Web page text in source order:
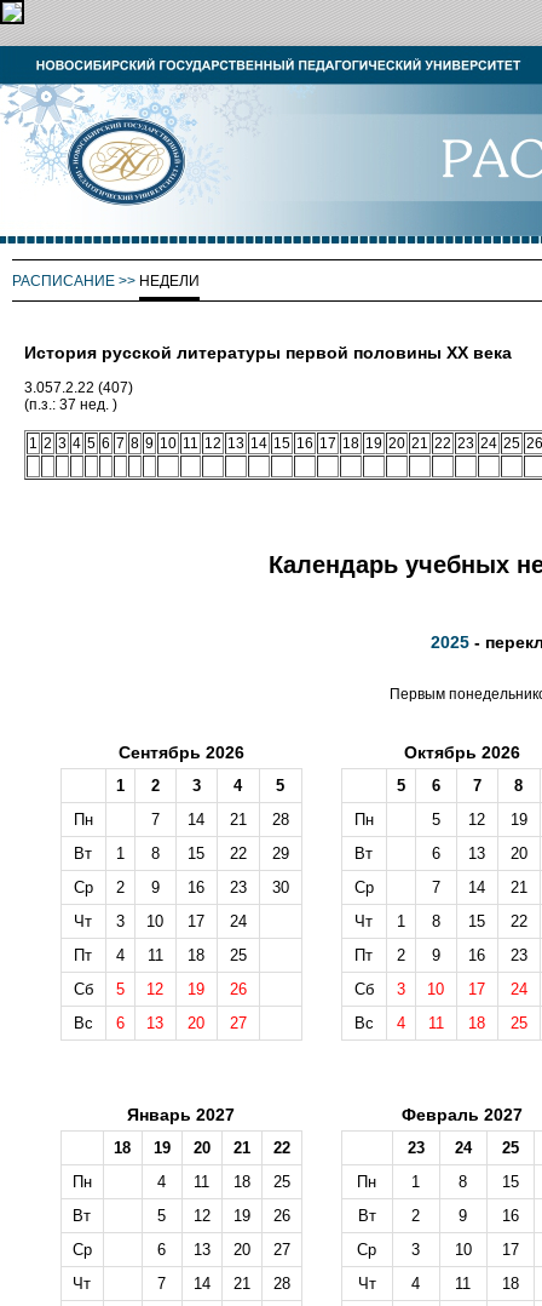
РАСПИСАНИЕ >> НЕДЕЛИ
История русской литературы первой половины XX века
3.057.2.22 (407)
(п.з.: 37 нед. )
1 2 3 4 5 6 7 8 9 10 11 12 13 14 15 16 17 18 19 20 21 22 23 24 25 26
Календарь учебных
2025 -
Первым
Сентябрь 2026
1 2 3 4
5
Пн
7 14 21
28
Вт
1 8 15 22
29
Ср
2 9 16 23
30
Чт
3 10 17
24
Пт
4 11 18
25
Сб
5 12 19
26
Вс
6 13 20 27
Октябрь 2026
5 6 7
8
Пн
5 12
19
Вт
6 13
20
Ср
7 14
21
Чт
1 8 15
22
Пт
2 9 16
23
Сб
3 10 17
24
Вс
4 11 18 25
Январь 2027
18 19 20 21
22
Пн
4 11 18
25
Вт
5 12 19
26
Ср
6 13 20
27
Чт
7 14 21
28
Февраль 2027
23 24
25
Пн
1 8
15
Вт
2 9
16
Ср
3 10
17
Чт
4 11
18